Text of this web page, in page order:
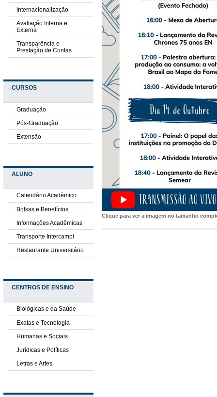
Internacionalização
Avaliação Interna e
Externa
Transparência e
Prestação de Contas
CURSOS
Graduação
Pós-Graduação
Extensão
ALUNO
Calendário Acadêmico
Bolsas e Benefícios
Informações Acadêmicas
Transporte Intercampi
Restaurante Universitário
CENTROS DE ENSINO
Biológicas e da Saúde
Exatas e Tecnologia
Humanas e Sociais
Jurídicas e Políticas
Letras e Artes
Clique para ver a imagem no tamanho